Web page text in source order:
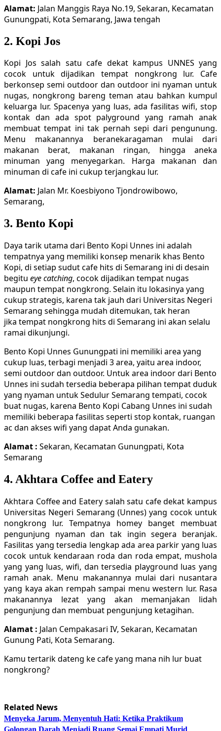
Alamat: Jalan Manggis Raya No.19, Sekaran, Kecamatan
Gunungpati, Kota Semarang, Jawa tengah
2. Kopi Jos
Kopi Jos salah satu cafe dekat kampus UNNES yang
cocok untuk dijadikan tempat nongkrong lur. Cafe
berkonsep semi outdoor dan outdoor ini nyaman untuk
nugas, nongkrong bareng teman atau bahkan kumpul
keluarga lur. Spacenya yang luas, ada fasilitas wifi, stop
kontak dan ada spot palyground yang ramah anak
membuat tempat ini tak pernah sepi dari pengunung.
Menu makanannya beranekaragaman mulai dari
makanan berat, makanan ringan, hingga aneka
minuman yang menyegarkan. Harga makanan dan
minuman di cafe ini cukup terjangkau lur.
Alamat: Jalan Mr. Koesbiyono Tjondrowibowo,
Semarang,
3. Bento Kopi
Daya tarik utama dari Bento Kopi Unnes ini adalah
tempatnya yang memiliki konsep menarik khas Bento
Kopi, di setiap sudut cafe hits di Semarang ini di desain
begitu eye catching, cocok dijadikan tempat nugas
maupun tempat nongkrong. Selain itu lokasinya yang
cukup strategis, karena tak jauh dari Universitas Negeri
Semarang sehingga mudah ditemukan, tak heran
jika tempat nongkrong hits di Semarang ini akan selalu
ramai dikunjungi.
Bento Kopi Unnes Gunungpati ini memiliki area yang
cukup luas, terbagi menjadi 3 area, yaitu area indoor,
semi outdoor dan outdoor. Untuk area indoor dari Bento
Unnes ini sudah tersedia beberapa pilihan tempat duduk
yang nyaman untuk Sedulur Semarang tempati, cocok
buat nugas, karena Bento Kopi Cabang Unnes ini sudah
memiliki beberapa fasilitas seperti stop kontak, ruangan
ac dan akses wifi yang dapat Anda gunakan.
Alamat : Sekaran, Kecamatan Gunungpati, Kota
Semarang
4. Akhtara Coffee and Eatery
Akhtara Coffee and Eatery salah satu cafe dekat kampus
Universitas Negeri Semarang (Unnes) yang cocok untuk
nongkrong lur. Tempatnya homey banget membuat
pengunjung nyaman dan tak ingin segera beranjak.
Fasilitas yang tersedia lengkap ada area parkir yang luas
cocok untuk kendaraan roda dan roda empat, mushola
yang yang luas, wifi, dan tersedia playground luas yang
ramah anak. Menu makanannya mulai dari nusantara
yang kaya akan rempah sampai menu western lur. Rasa
makanannya lezat yang akan memanjakan lidah
pengunjung dan membuat pengunjung ketagihan.
Alamat : Jalan Cempakasari IV, Sekaran, Kecamatan
Gunung Pati, Kota Semarang.
Kamu tertarik dateng ke cafe yang mana nih lur buat
nongkrong?
Related News
Menyeka Jarum, Menyentuh Hati: Ketika Praktikum
Golongan Darah Menjadi Ruang Semai Empati Murid